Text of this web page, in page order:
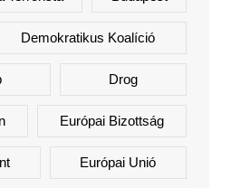
Demokratikus Koalíció
Drog
Európai Bizottság
Európai Unió